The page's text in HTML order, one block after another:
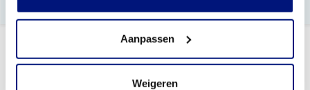
Aanpassen
Weigeren